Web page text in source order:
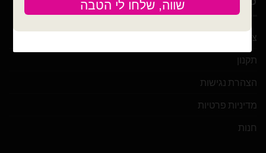
צור קשר
תקנון
הצהרת נגישות
מדיניות פרטיות
חנות